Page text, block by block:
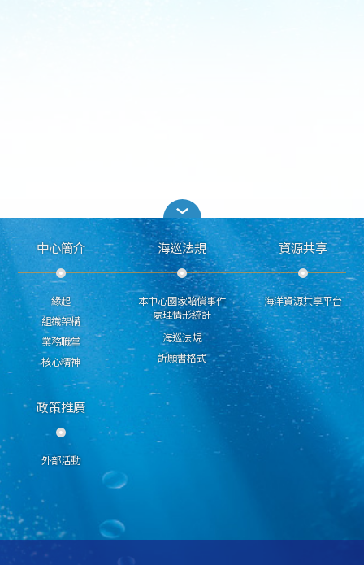
中心簡介
緣起
組織架構
業務職掌
核心精神
海巡法規
本中心國家賠償事件
處理情形統計
海巡法規
訴願書格式
資源共享
海洋資源共享平台
政策推廣
外部活動